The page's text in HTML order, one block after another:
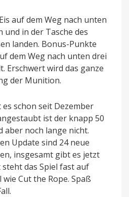
auf dem Weg nach unten
in der Tasche des
landen. Bonus-Punkte
dem Weg nach unten drei
Erschwert wird das ganze
der Munition.
schon seit Dezember
ist der knapp 50
aber noch lange nicht.
Update sind 24 neue
insgesamt gibt es jetzt
das Spiel fast auf
Cut the Rope. Spaß